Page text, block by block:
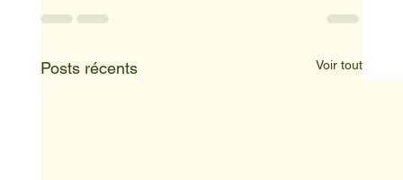
Posts récents Voir tout